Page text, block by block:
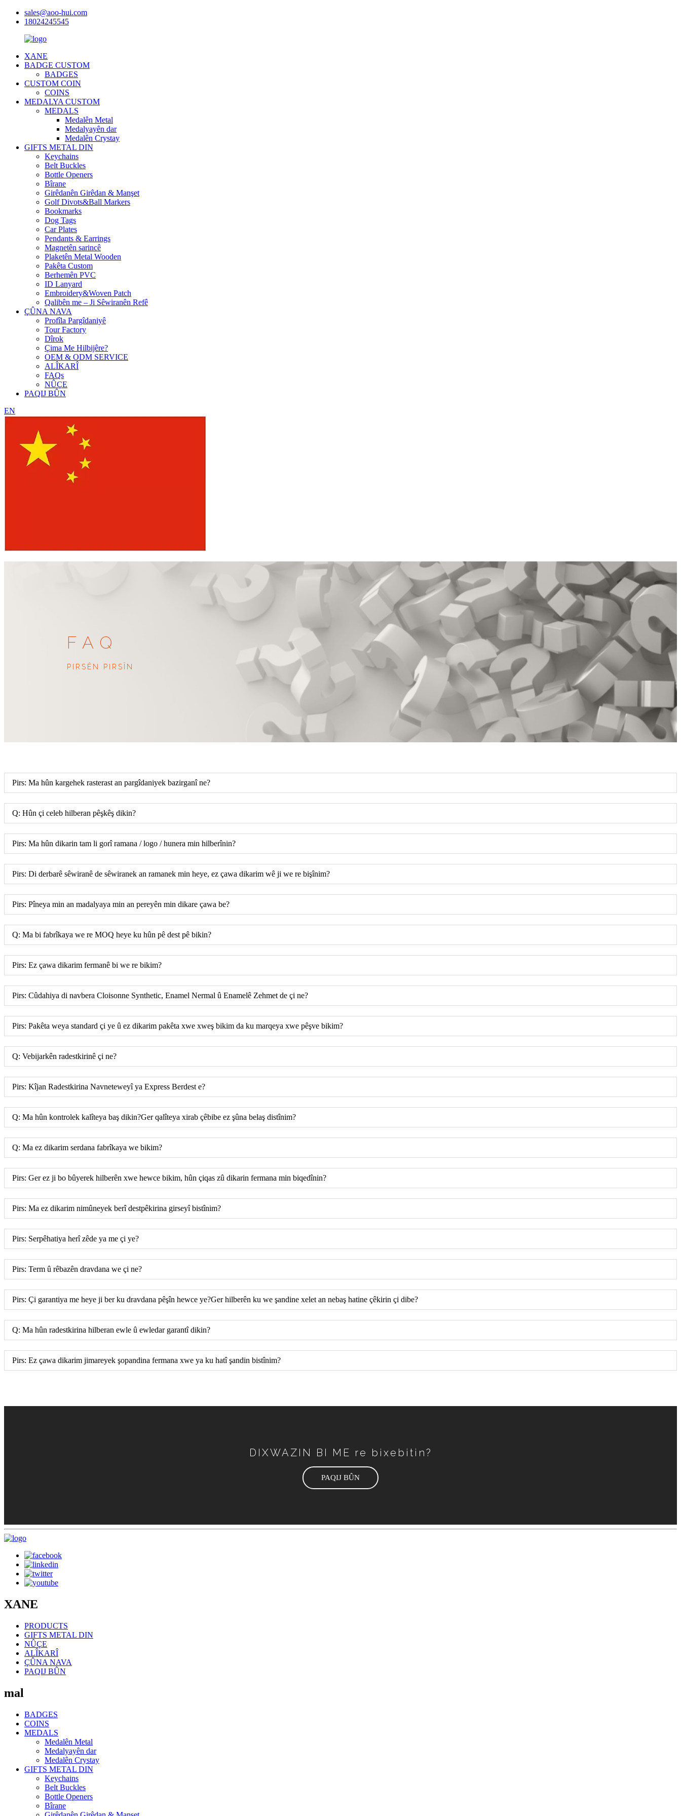
sales@aoo-hui.com
18024245545
XANE
BADGE CUSTOM
BADGES
CUSTOM COIN
COINS
MEDALYA CUSTOM
MEDALS
Medalên Metal
Medalyayên dar
Medalên Crystay
GIFTS METAL DIN
Keychains
Belt Buckles
Bottle Openers
Bîrane
Girêdanên Girêdan & Manşet
Golf Divots&Ball Markers
Bookmarks
Dog Tags
Car Plates
Pendants & Earrings
Magnetên sarincê
Plaketên Metal Wooden
Pakêta Custom
Berhemên PVC
ID Lanyard
Embroidery&Woven Patch
Qalibên me – Ji Sêwiranên Refê
ÇÛNA NAVA
Profîla Pargîdaniyê
Tour Factory
Dîrok
Çima Me Hilbijêre?
OEM & ODM SERVICE
ALÎKARÎ
FAQs
NÛÇE
PAQIJ BÛN
EN
FAQ
PIRSÊN PIRSÎN
Pirs: Ma hûn kargehek rasterast an pargîdaniyek bazirganî ne?
Q: Hûn çi celeb hilberan pêşkêş dikin?
Pirs: Ma hûn dikarin tam li gorî ramana / logo / hunera min hilberînin?
Pirs: Di derbarê sêwiranê de sêwiranek an ramanek min heye, ez çawa dikarim wê ji we re bişînim?
Pirs: Pîneya min an madalyaya min an pereyên min dikare çawa be?
Q: Ma bi fabrîkaya we re MOQ heye ku hûn pê dest pê bikin?
Pirs: Ez çawa dikarim fermanê bi we re bikim?
Pirs: Cûdahiya di navbera Cloisonne Synthetic, Enamel Nermal û Enamelê Zehmet de çi ne?
Pirs: Pakêta weya standard çi ye û ez dikarim pakêta xwe xweş bikim da ku marqeya xwe pêşve bikim?
Q: Vebijarkên radestkirinê çi ne?
Pirs: Kîjan Radestkirina Navneteweyî ya Express Berdest e?
Q: Ma hûn kontrolek kalîteya baş dikin?Ger qalîteya xirab çêbibe ez şûna belaş distînim?
Q: Ma ez dikarim serdana fabrîkaya we bikim?
Pirs: Ger ez ji bo bûyerek hilberên xwe hewce bikim, hûn çiqas zû dikarin fermana min biqedînin?
Pirs: Ma ez dikarim nimûneyek berî destpêkirina girseyî bistînim?
Pirs: Serpêhatiya herî zêde ya me çi ye?
Pirs: Term û rêbazên dravdana we çi ne?
Pirs: Çi garantiya me heye ji ber ku dravdana pêşîn hewce ye?Ger hilberên ku we şandine xelet an nebaş hatine çêkirin çi dibe?
Q: Ma hûn radestkirina hilberan ewle û ewledar garantî dikin?
Pirs: Ez çawa dikarim jimareyek şopandina fermana xwe ya ku hatî şandin bistînim?
DIXWAZIN BI ME re bixebitin?
PAQIJ BÛN
XANE
PRODUCTS
GIFTS METAL DIN
NÛÇE
ALÎKARÎ
ÇÛNA NAVA
PAQIJ BÛN
mal
BADGES
COINS
MEDALS
Medalên Metal
Medalyayên dar
Medalên Crystay
GIFTS METAL DIN
Keychains
Belt Buckles
Bottle Openers
Bîrane